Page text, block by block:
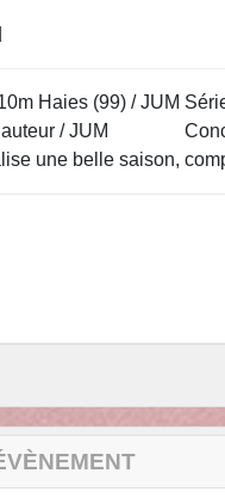
Haies (99) / JUM
/ JUM
une belle saison,